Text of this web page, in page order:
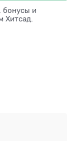
бонусы и
Хитсад.